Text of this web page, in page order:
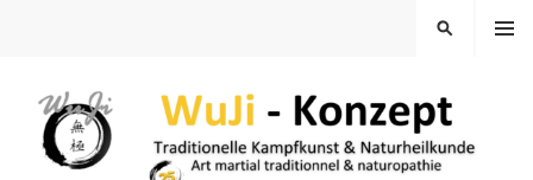
MENÜ
SUCHEN